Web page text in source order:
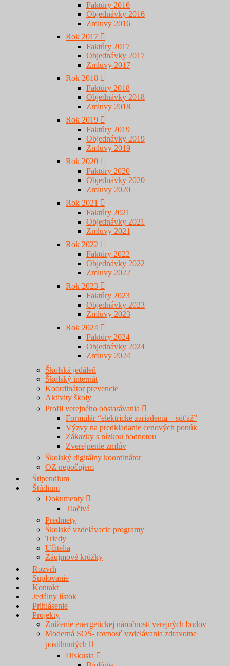
Faktúry 2016
Objednávky 2016
Zmluvy 2016
Rok 2017
Faktúry 2017
Objednávky 2017
Zmluvy 2017
Rok 2018
Faktúry 2018
Objednávky 2018
Zmluvy 2018
Rok 2019
Faktúry 2019
Objednávky 2019
Zmluvy 2019
Rok 2020
Faktúry 2020
Objednávky 2020
Zmluvy 2020
Rok 2021
Faktúry 2021
Objednávky 2021
Zmluvy 2021
Rok 2022
Faktúry 2022
Objednávky 2022
Zmluvy 2022
Rok 2023
Faktúry 2023
Objednávky 2023
Zmluvy 2023
Rok 2024
Faktúry 2024
Objednávky 2024
Zmluvy 2024
Školská jedáleň
Školský internát
Koordinátor prevencie
Aktivity školy
Profil verejného obstarávania
Formulár “elektrické zariadenia – súťaž”
Výzvy na predkladanie cenových ponúk
Zákazky s nízkou hodnotou
Zverejnenie zmlúv
Školský digitálny koordinátor
OZ nepočujem
Štipendium
Štúdium
Dokumenty
Tlačivá
Predmety
Školské vzdelávacie programy
Triedy
Učitelia
Záujmové krúžky
Rozvrh
Suplovanie
Kontakt
Jedálny lístok
Prihlásenie
Projekty
Zníženie energetickej náročnosti verejných budov
Moderná SOŠ- rovnosť vzdelávania zdravotne
postihnutých
Diskusia